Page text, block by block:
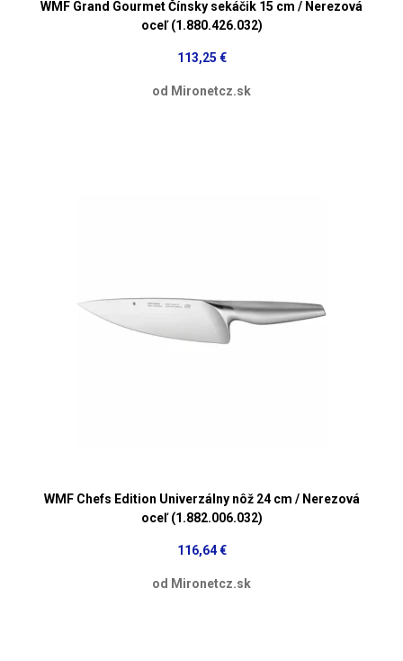
WMF Grand Gourmet Čínsky sekáčik 15 cm / Nerezová
oceľ (1.880.426.032)
113,25 €
od Mironetcz.sk
WMF Chefs Edition Univerzálny nôž 24 cm / Nerezová
oceľ (1.882.006.032)
116,64 €
od Mironetcz.sk